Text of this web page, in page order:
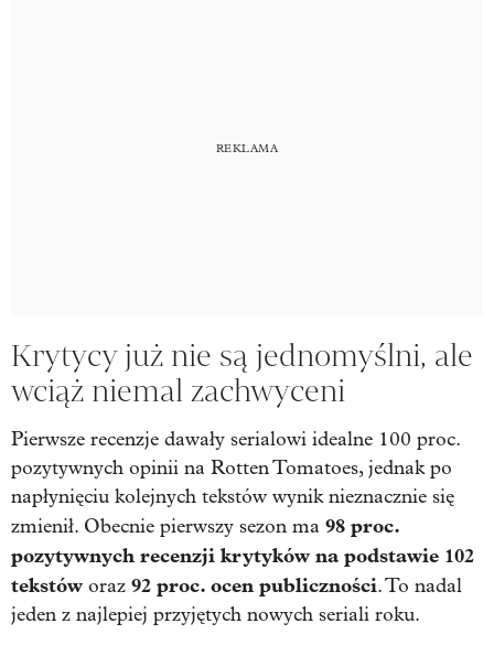
Krytycy już nie są jednomyślni, ale
wciąż niemal zachwyceni
Pierwsze recenzje dawały serialowi idealne 100 proc.
pozytywnych opinii na Rotten Tomatoes, jednak po
napłynięciu kolejnych tekstów wynik nieznacznie się
zmienił. Obecnie pierwszy sezon ma 98 proc.
pozytywnych recenzji krytyków na podstawie 102
tekstów oraz 92 proc. ocen publiczności. To nadal
jeden z najlepiej przyjętych nowych seriali roku.